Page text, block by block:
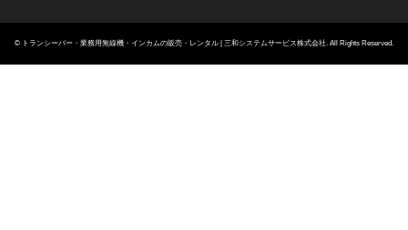
© トランシーバー・業務用無線機・インカムの販売・レンタル | 三和システムサービス株式会社. All Rights Reserved.